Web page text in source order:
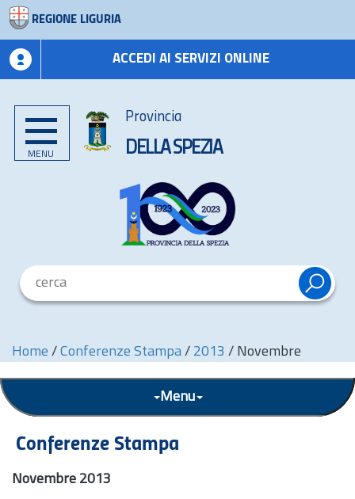
REGIONE LIGURIA
ACCEDI AI SERVIZI ONLINE
MENU
Provincia
DELLA SPEZIA
Home / Conferenze Stampa / 2013 / Novembre
Menu
Conferenze Stampa
Novembre 2013